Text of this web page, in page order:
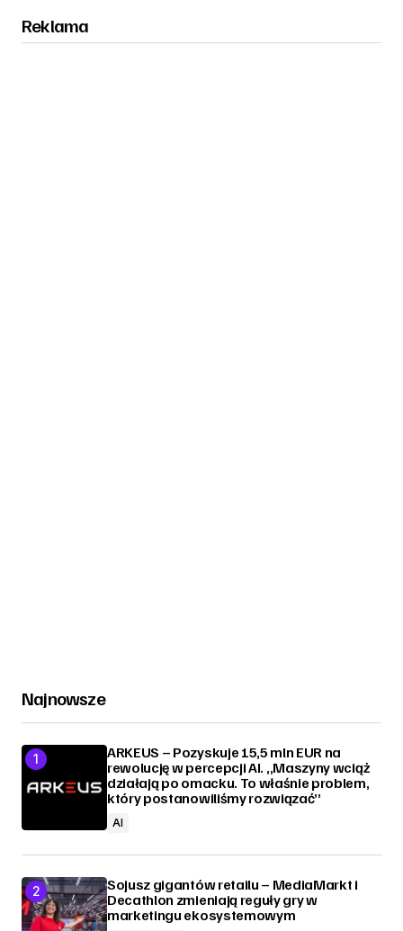
Reklama
Najnowsze
ARKEUS – Pozyskuje 15,5 mln EUR na
rewolucję w percepcji AI. „Maszyny wciąż
działają po omacku. To właśnie problem,
który postanowiliśmy rozwiązać”
AI
Sojusz gigantów retailu – MediaMarkt i
Decathlon zmieniają reguły gry w
marketingu ekosystemowym